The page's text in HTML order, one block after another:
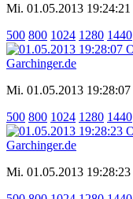
Mi. 01.05.2013 19:24:21
500 800 1024 1280 1440
Mi. 01.05.2013 19:28:07
500 800 1024 1280 1440
Mi. 01.05.2013 19:28:23